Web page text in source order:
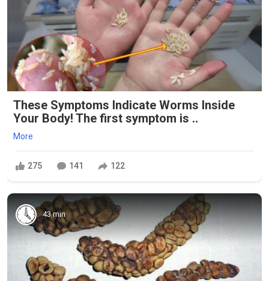
These Symptoms Indicate Worms Inside
Your Body! The first symptom is ..
More
275 141 122
43 min